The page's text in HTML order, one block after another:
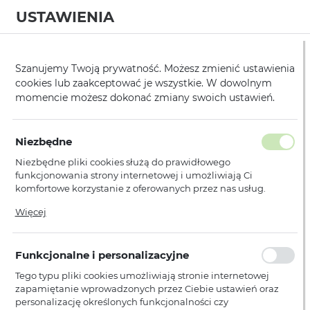
Strona główna / Producent / Baseus / Ładowarki Samochodowe
KATEGORIE SORTUJ
Ładowarki Samochodowe
PŁATNOŚCI I DOSTAWA
USTAWIENIA
Szanujemy Twoją prywatność. Możesz zmienić ustawienia
cookies lub zaakceptować je wszystkie. W dowolnym
momencie możesz dokonać zmiany swoich ustawień.
Niezbędne
Niezbędne pliki cookies służą do prawidłowego
funkcjonowania strony internetowej i umożliwiają Ci
komfortowe korzystanie z oferowanych przez nas usług.
działania w celu m.in. dostosowania Twoich ustawień
preferencji prywatności, logowania czy wypełniania
formularzy. Dzięki plikom cookies strona, z której korzystasz,
może działać bez zakłóceń.
Więcej
Funkcjonalne i personalizacyjne
Tego typu pliki cookies umożliwiają stronie internetowej
zapamiętanie wprowadzonych przez Ciebie ustawień oraz
personalizację określonych funkcjonalności czy